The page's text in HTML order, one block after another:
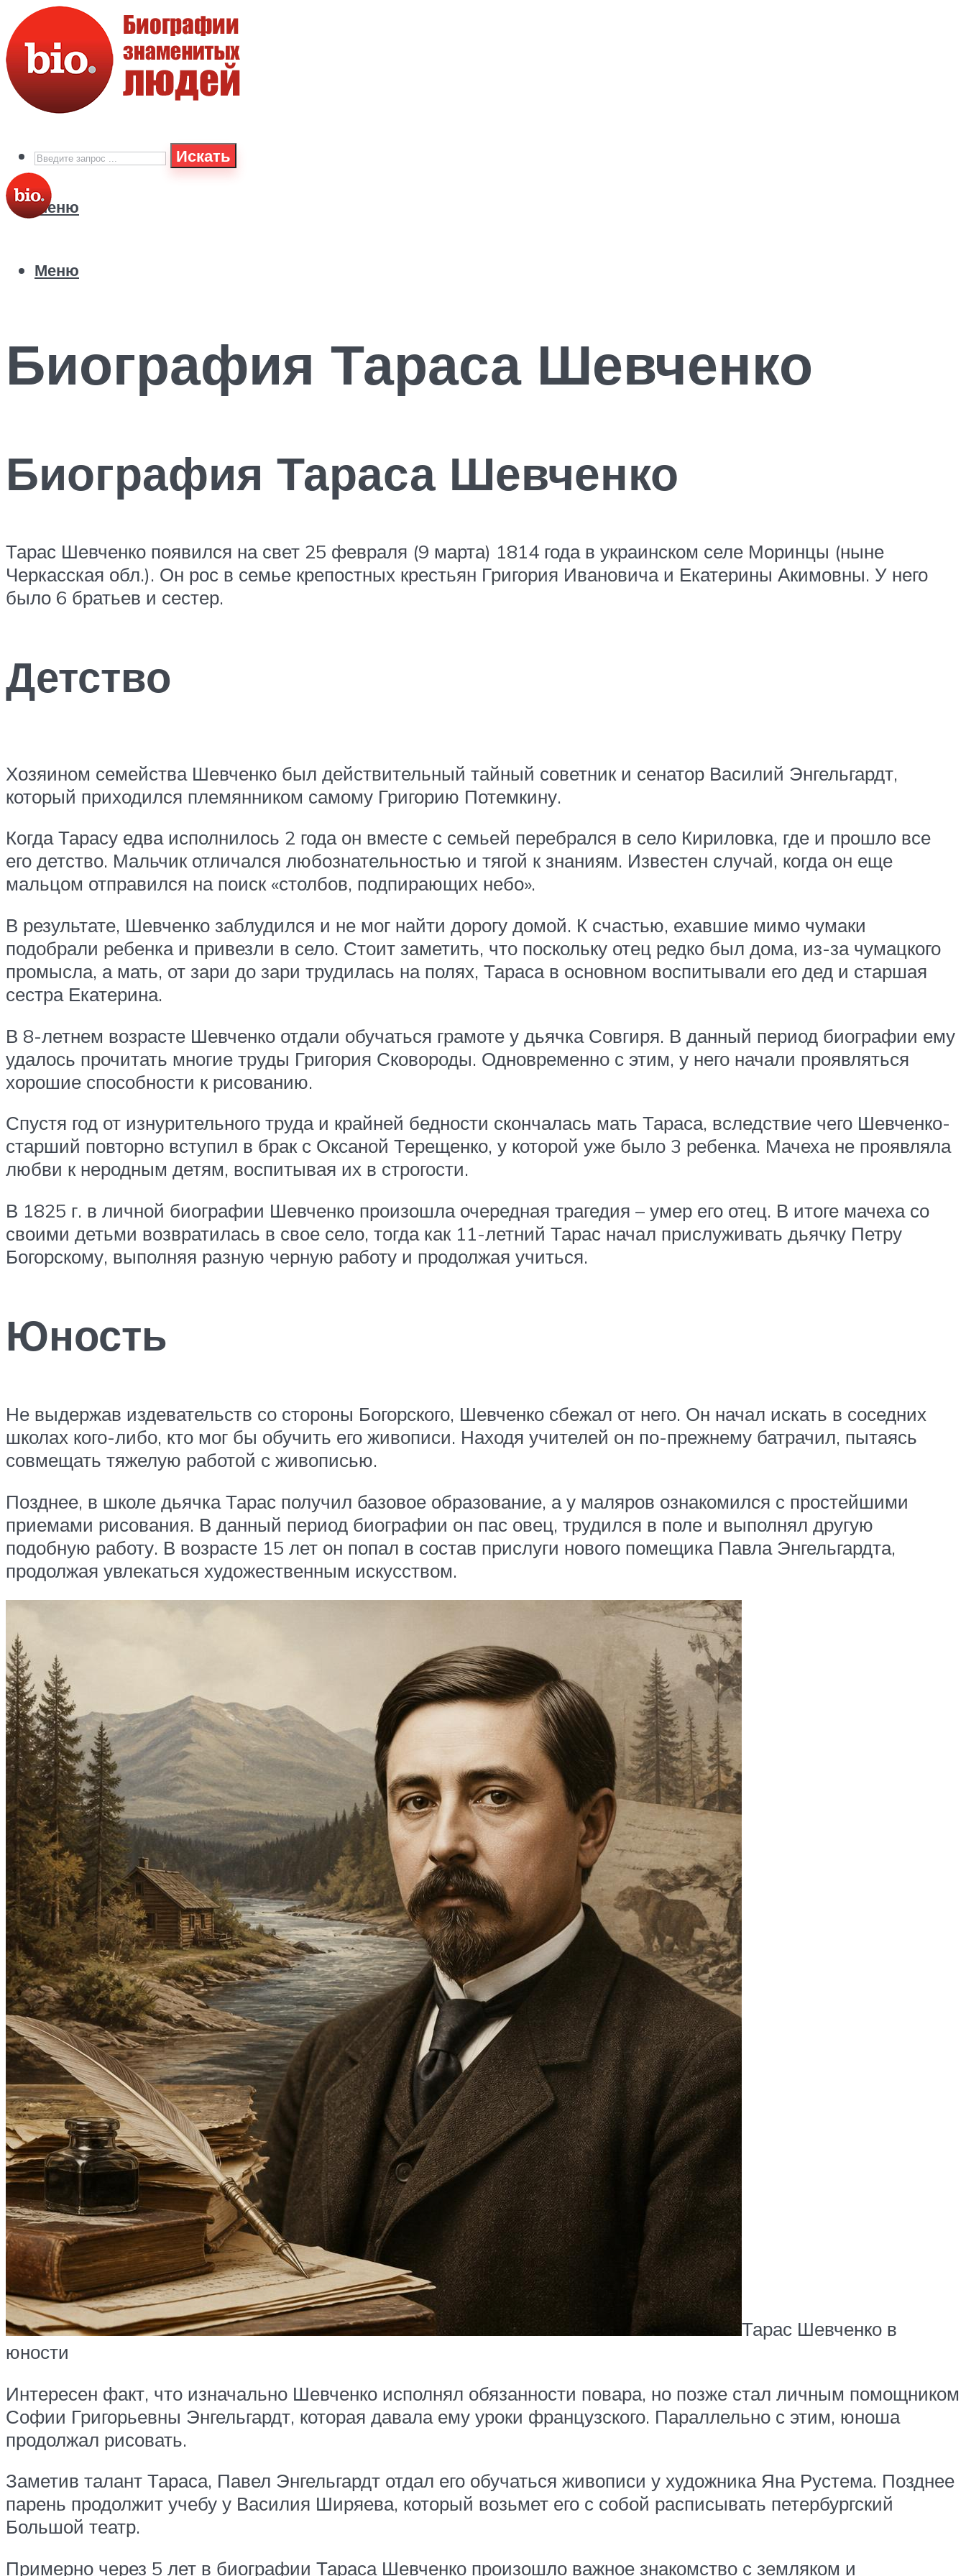
Искать
Меню
Меню
Биография Тараса Шевченко
Биография Тараса Шевченко
Тарас Шевченко появился на свет 25 февраля (9 марта) 1814 года в украинском селе Моринцы (ныне
Черкасская обл.). Он рос в семье крепостных крестьян Григория Ивановича и Екатерины Акимовны. У него
было 6 братьев и сестер.
Детство
Хозяином семейства Шевченко был действительный тайный советник и сенатор Василий Энгельгардт,
который приходился племянником самому Григорию Потемкину.
Когда Тарасу едва исполнилось 2 года он вместе с семьей перебрался в село Кириловка, где и прошло все
его детство. Мальчик отличался любознательностью и тягой к знаниям. Известен случай, когда он еще
мальцом отправился на поиск «столбов, подпирающих небо».
В результате, Шевченко заблудился и не мог найти дорогу домой. К счастью, ехавшие мимо чумаки
подобрали ребенка и привезли в село. Стоит заметить, что поскольку отец редко был дома, из-за чумацкого
промысла, а мать, от зари до зари трудилась на полях, Тараса в основном воспитывали его дед и старшая
сестра Екатерина.
В 8-летнем возрасте Шевченко отдали обучаться грамоте у дьячка Совгиря. В данный период биографии ему
удалось прочитать многие труды Григория Сковороды. Одновременно с этим, у него начали проявляться
хорошие способности к рисованию.
Спустя год от изнурительного труда и крайней бедности скончалась мать Тараса, вследствие чего Шевченко-
старший повторно вступил в брак с Оксаной Терещенко, у которой уже было 3 ребенка. Мачеха не проявляла
любви к неродным детям, воспитывая их в строгости.
В 1825 г. в личной биографии Шевченко произошла очередная трагедия – умер его отец. В итоге мачеха со
своими детьми возвратилась в свое село, тогда как 11-летний Тарас начал прислуживать дьячку Петру
Богорскому, выполняя разную черную работу и продолжая учиться.
Юность
Не выдержав издевательств со стороны Богорского, Шевченко сбежал от него. Он начал искать в соседних
школах кого-либо, кто мог бы обучить его живописи. Находя учителей он по-прежнему батрачил, пытаясь
совмещать тяжелую работой с живописью.
Позднее, в школе дьячка Тарас получил базовое образование, а у маляров ознакомился с простейшими
приемами рисования. В данный период биографии он пас овец, трудился в поле и выполнял другую
подобную работу. В возрасте 15 лет он попал в состав прислуги нового помещика Павла Энгельгардта,
продолжая увлекаться художественным искусством.
Тарас Шевченко в
юности
Интересен факт, что изначально Шевченко исполнял обязанности повара, но позже стал личным помощником
Софии Григорьевны Энгельгардт, которая давала ему уроки французского. Параллельно с этим, юноша
продолжал рисовать.
Заметив талант Тараса, Павел Энгельгардт отдал его обучаться живописи у художника Яна Рустема. Позднее
парень продолжит учебу у Василия Ширяева, который возьмет его с собой расписывать петербургский
Большой театр.
Примерно через 5 лет в биографии Тараса Шевченко произошло важное знакомство с земляком и